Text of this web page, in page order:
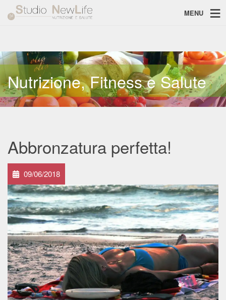
MENU
Nutrizione, Fitness e Salute
Abbronzatura perfetta!
09/06/2018